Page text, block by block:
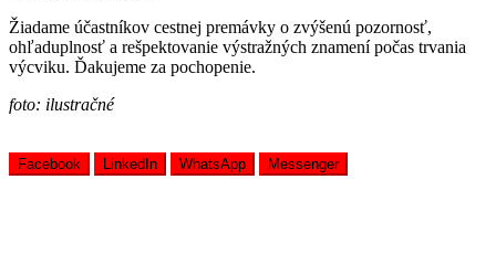
Žiadame účastníkov cestnej premávky o zvýšenú pozornosť,
ohľaduplnosť a rešpektovanie výstražných znamení počas trvania
výcviku. Ďakujeme za pochopenie.
foto: ilustračné
Facebook LinkedIn WhatsApp Messenger